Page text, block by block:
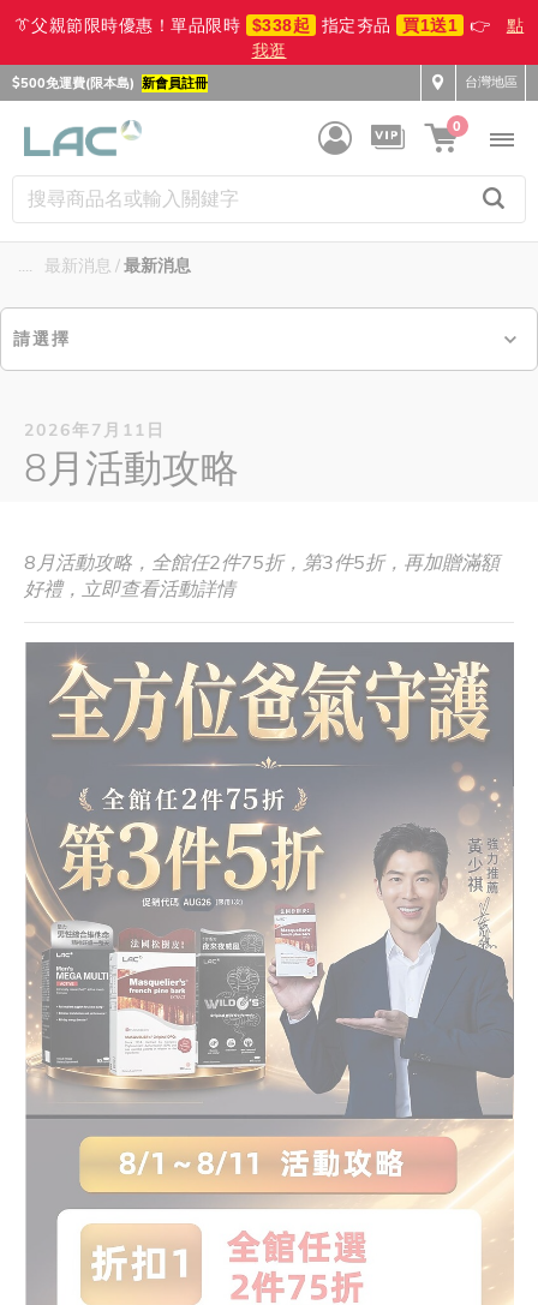
👔父親節限時優惠！單品限時 $338起 指定夯品 買1送1 👉
點
我逛
$500免運費(限本島) 新會員註冊 台灣地區
0
.... 最新消息 最新消息
請選擇
2026年7月11日
8月活動攻略
8月活動攻略，全館任2件75折，第3件5折，再加贈滿額
好禮，立即查看活動詳情